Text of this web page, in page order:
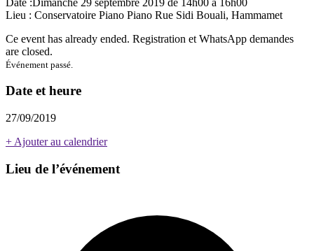
Lieu : Conservatoire Piano Piano Rue Sidi Bouali, Hammamet
Ce event has already ended. Registration et WhatsApp demandes
are closed.
Événement passé.
Date et heure
27/09/2019
+ Ajouter au calendrier
Lieu de l’événement